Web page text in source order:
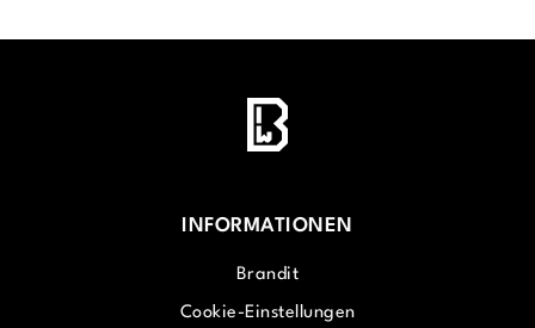
INFORMATIONEN
Brandit
Cookie-Einstellungen